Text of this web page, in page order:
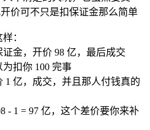
价可不只是扣保证金那么简单
：
金，开价 98 亿，最后成交
扣你 100 完事
1 亿，成交，并且那人付钱真的
- 1 = 97 亿，这个差价要你来补